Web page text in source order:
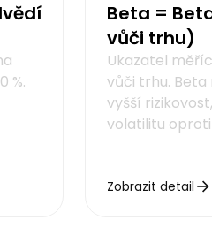
%.
Beta =
vůči trhu)
Ukazatel
vůči trhu. Beta
vyšší
volatilitu
Zobrazit detail